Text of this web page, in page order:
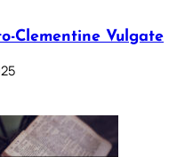
Clementine Vulgate